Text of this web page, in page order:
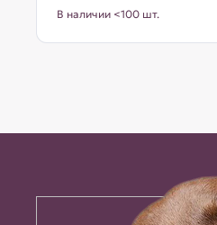
В наличии <100 шт.